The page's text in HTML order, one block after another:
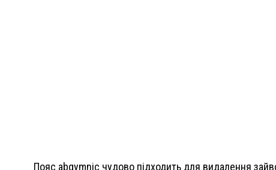
Пояс abgymnic чудово підходить для видалення